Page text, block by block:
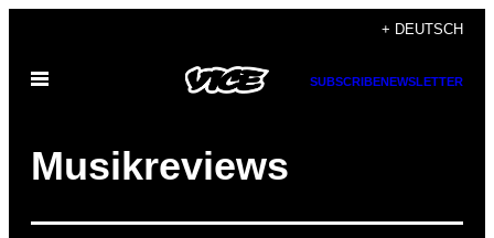
content
+ DEUTSCH
Open
SUBSCRIBENEWSLETTER
Musikreviews